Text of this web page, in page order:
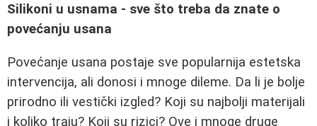
Silikoni u usnama - sve što treba da znate o
povećanju usana
Povećanje usana postaje sve popularnija estetska
intervencija, ali donosi i mnoge dileme. Da li je bolje
prirodno ili vestički izgled? Koji su najbolji materijali
i koliko traju? Koji su rizici? Ove i mnoge druge